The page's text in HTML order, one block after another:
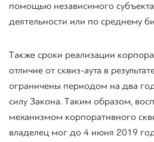
помощью независимого
деятельности или по среднему
Также сроки реализации
отличие от сквиз-аута в
ограничены периодом на два
силу Закона. Таким образом,
механизмом корпоративного
владелец мог до 4 июня 2019